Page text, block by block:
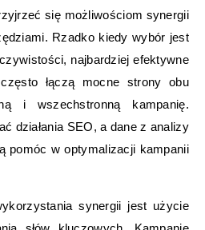
się możliwościom synergii
Rzadko kiedy wybór jest
najbardziej efektywne
łączą mocne strony obu
i wszechstronną kampanię.
działania SEO, a dane z analizy
pomóc w optymalizacji kampanii
synergii jest użycie